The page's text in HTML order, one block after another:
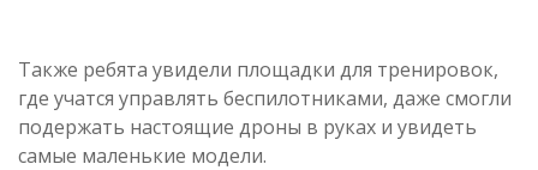
Также ребята увидели площадки для тренировок,
где учатся управлять беспилотниками, даже смогли
подержать настоящие дроны в руках и увидеть
самые маленькие модели.